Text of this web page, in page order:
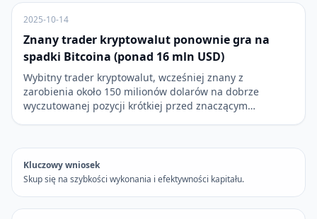
2025-10-14
Znany trader kryptowalut ponownie gra na
spadki Bitcoina (ponad 16 mln USD)
Wybitny trader kryptowalut, wcześniej znany z
zarobienia około 150 milionów dolarów na dobrze
wyczutowanej pozycji krótkiej przed znaczącym…
Kluczowy wniosek
Skup się na szybkości wykonania i efektywności kapitału.